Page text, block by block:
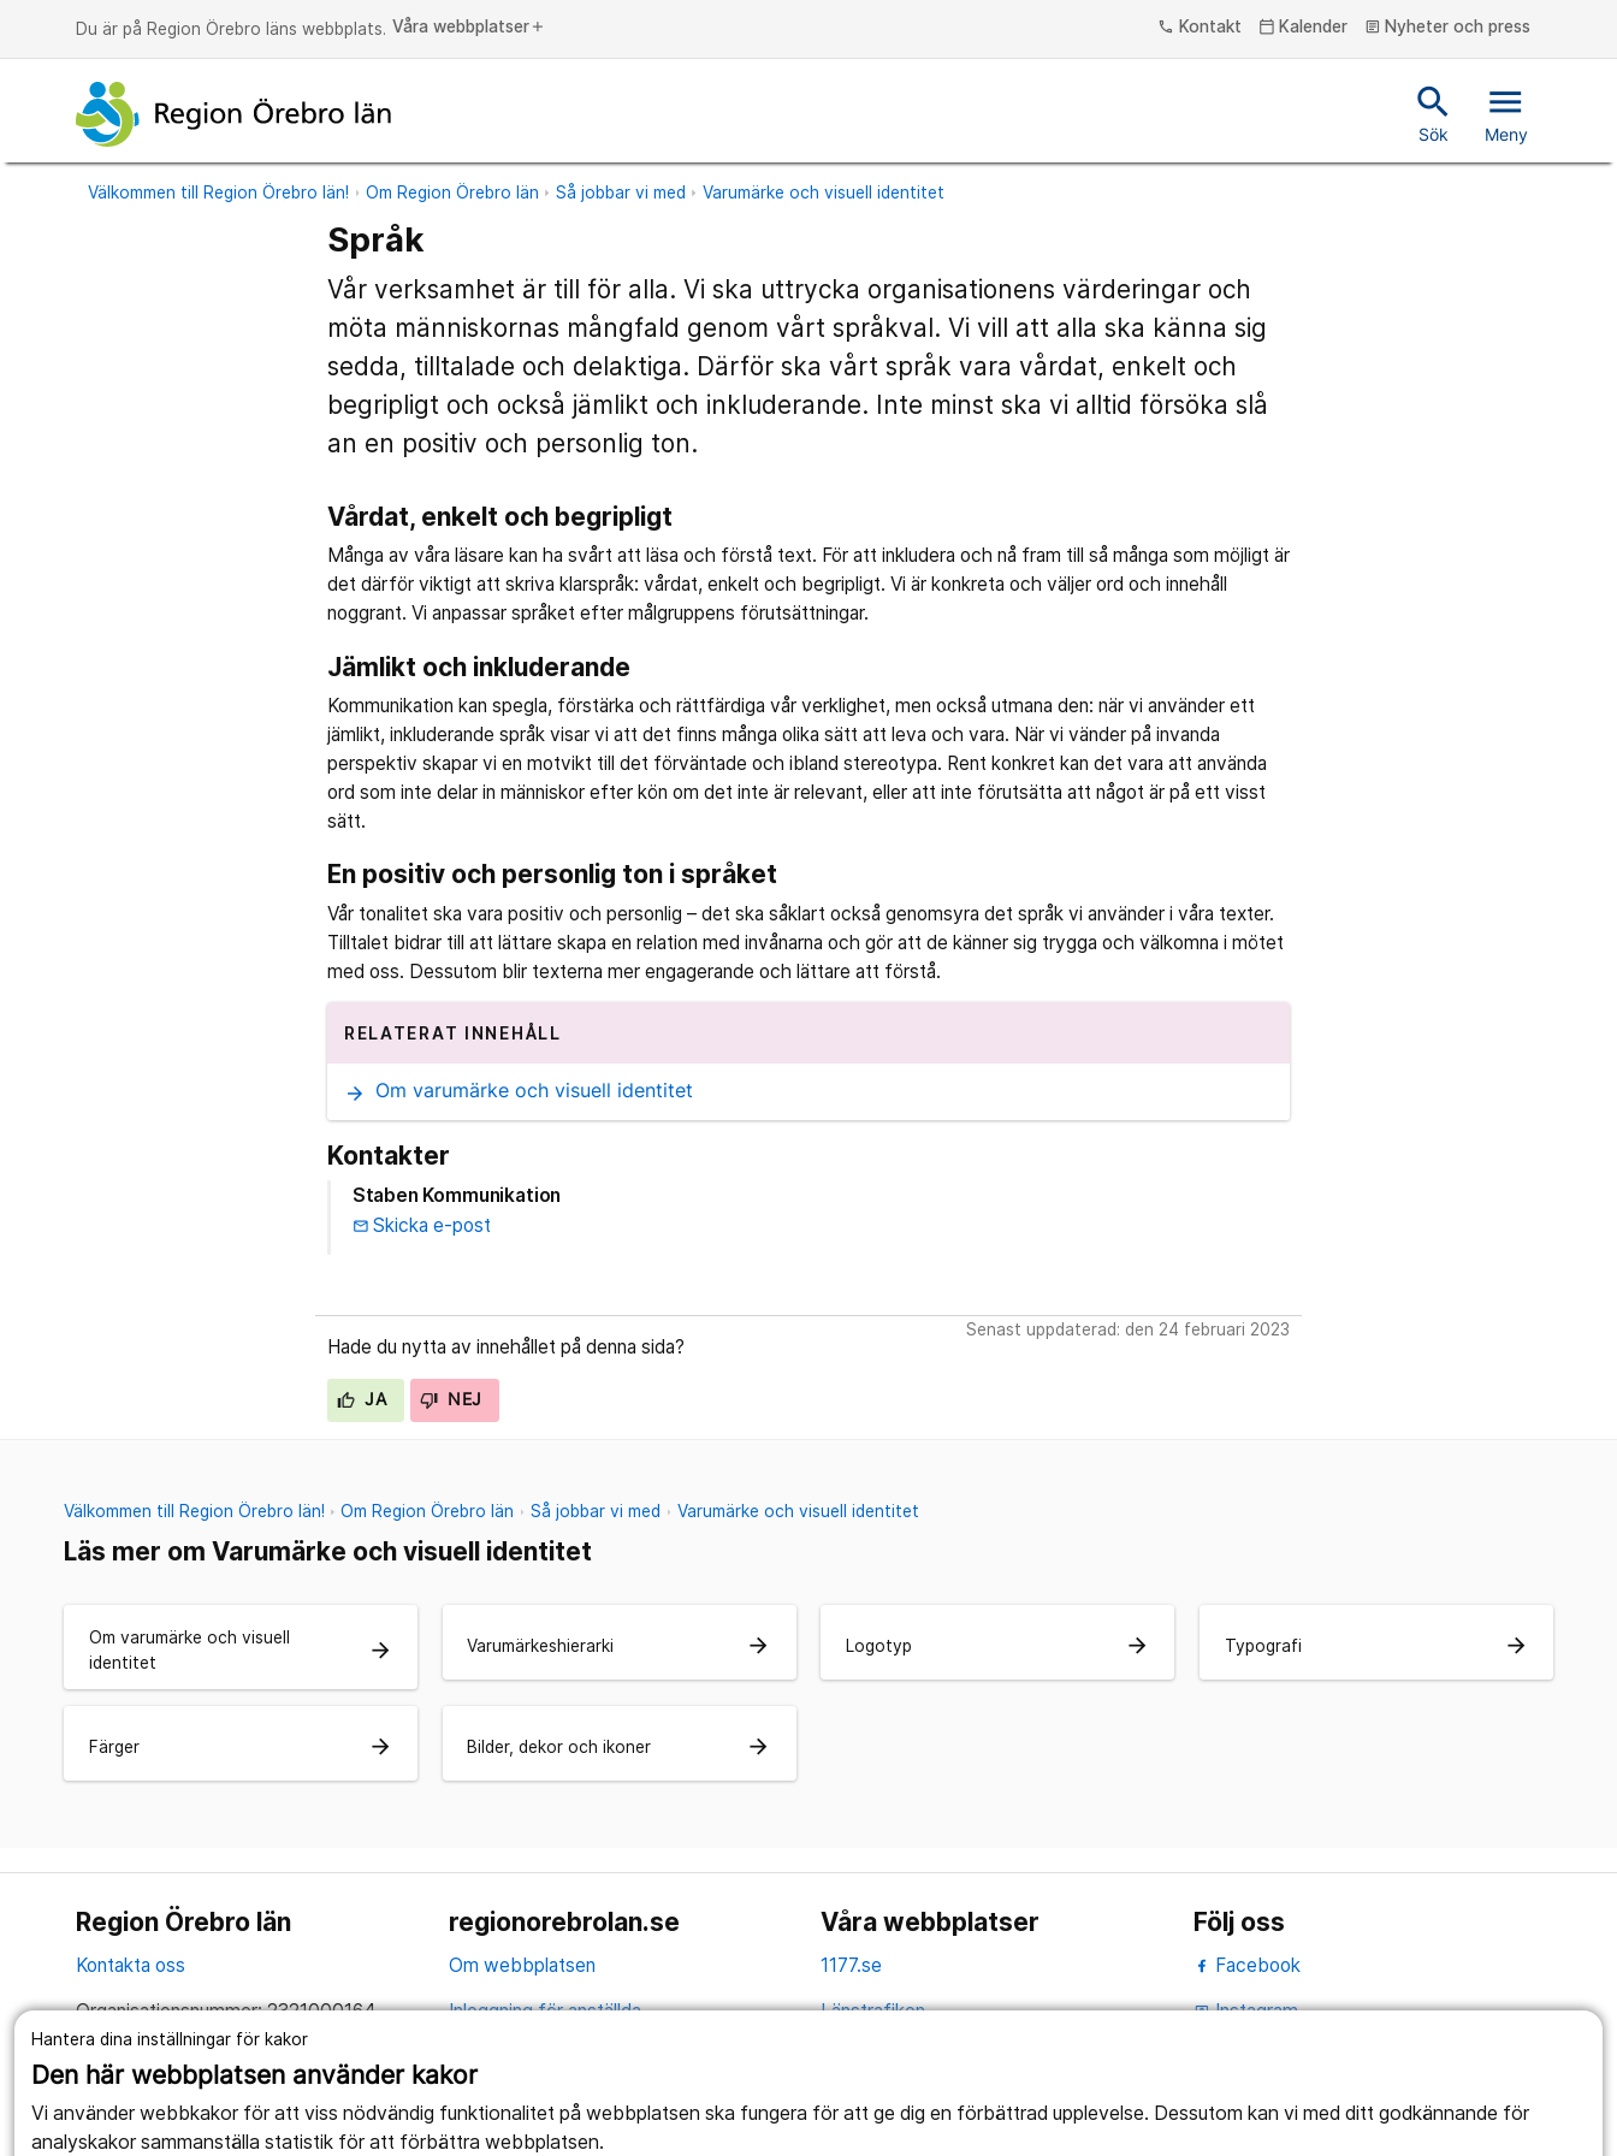
Hantera dina inställningar för kakor
Den här webbplatsen använder kakor
Vi använder webbkakor för att viss nödvändig funktionalitet på webbplatsen ska fungera för att ge dig en förbättrad upplevelse. Dessutom kan vi med ditt godkännande för
analyskakor sammanställa statistik för att förbättra webbplatsen.
Du är på Region Örebro läns webbplats. Våra webbplatser add phone Kontakt calendar_today Kalender article Nyheter och press
search
Sök
menu
Meny
Välkommen till Region Örebro län! Om Region Örebro län Så jobbar vi med Varumärke och visuell identitet
Språk
Vår verksamhet är till för alla. Vi ska uttrycka organisationens värderingar och
möta människornas mångfald genom vårt språkval. Vi vill att alla ska känna sig
sedda, tilltalade och delaktiga. Därför ska vårt språk vara vårdat, enkelt och
begripligt och också jämlikt och inkluderande. Inte minst ska vi alltid försöka slå
an en positiv och personlig ton.
Vårdat, enkelt och begripligt
Många av våra läsare kan ha svårt att läsa och förstå text. För att inkludera och nå fram till så många som möjligt är
det därför viktigt att skriva klarspråk: vårdat, enkelt och begripligt. Vi är konkreta och väljer ord och innehåll
noggrant. Vi anpassar språket efter målgruppens förutsättningar.
Jämlikt och inkluderande
Kommunikation kan spegla, förstärka och rättfärdiga vår verklighet, men också utmana den: när vi använder ett
jämlikt, inkluderande språk visar vi att det finns många olika sätt att leva och vara. När vi vänder på invanda
perspektiv skapar vi en motvikt till det förväntade och ibland stereotypa. Rent konkret kan det vara att använda
ord som inte delar in människor efter kön om det inte är relevant, eller att inte förutsätta att något är på ett visst
sätt.
En positiv och personlig ton i språket
Vår tonalitet ska vara positiv och personlig – det ska såklart också genomsyra det språk vi använder i våra texter.
Tilltalet bidrar till att lättare skapa en relation med invånarna och gör att de känner sig trygga och välkomna i mötet
med oss. Dessutom blir texterna mer engagerande och lättare att förstå.
RELATERAT INNEHÅLL
arrow_forward Om varumärke och visuell identitet
Kontakter
Staben Kommunikation
email Skicka e-post
Hade du nytta av innehållet på denna sida?
JA NEJ
Senast uppdaterad: den 24 februari 2023
Välkommen till Region Örebro län! Om Region Örebro län Så jobbar vi med Varumärke och visuell identitet
Läs mer om Varumärke och visuell identitet
Om varumärke och visuell
identitet
arrow_forward Varumärkeshierarki arrow_forward Logotyp arrow_forward Typografi arrow_forward
Färger arrow_forward Bilder, dekor och ikoner arrow_forward
Region Örebro län
Kontakta oss
Organisationsnummer: 2321000164
Tillsammans skapar vi ett bättre liv
regionorebrolan.se
Om webbplatsen
Inloggning för anställda
Anslagstavla
Tillgänglighetsredogörelse
Våra webbplatser
1177.se
Länstrafiken
Utveckling
Följ oss
Facebook
portraitInstagram